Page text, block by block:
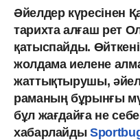
Әйелдер күресінен
тарихта алғаш рет
қатыспайды.
жолдама иелене
жаттықтырушы,
ра­маның бұрынғы
бұл жағдайға не
хабарлайды